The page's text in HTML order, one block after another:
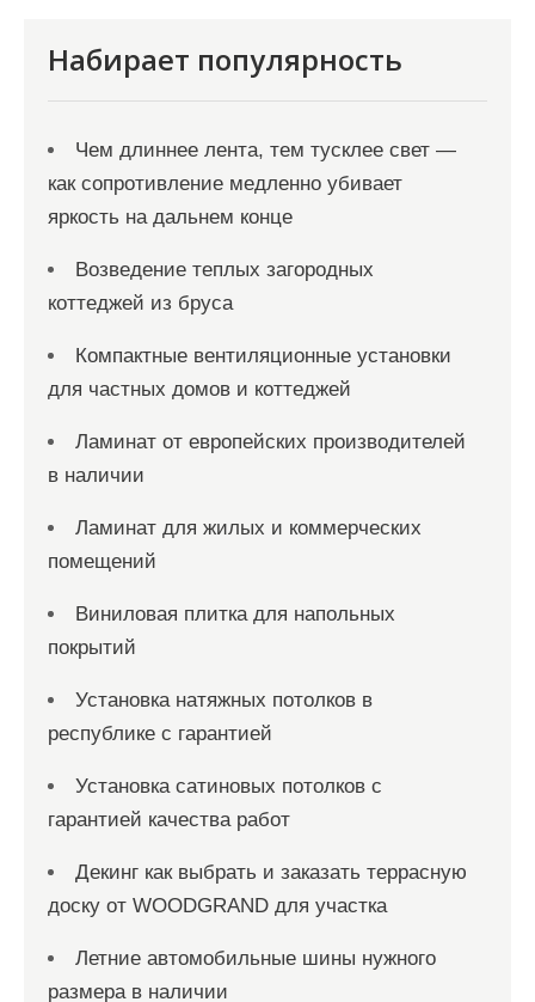
м
Набирает популярность
Чем длиннее лента, тем тусклее свет —
как сопротивление медленно убивает
яркость на дальнем конце
Возведение теплых загородных
коттеджей из бруса
Компактные вентиляционные установки
для частных домов и коттеджей
Ламинат от европейских производителей
в наличии
Ламинат для жилых и коммерческих
помещений
Виниловая плитка для напольных
покрытий
Установка натяжных потолков в
республике с гарантией
Установка сатиновых потолков с
гарантией качества работ
Декинг как выбрать и заказать террасную
доску от WOODGRAND для участка
Летние автомобильные шины нужного
размера в наличии